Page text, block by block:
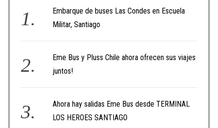
Embarque de buses Las Condes en Escuela
Militar, Santiago
Eme Bus y Pluss Chile ahora ofrecen sus viajes
juntos!
Ahora hay salidas Eme Bus desde TERMINAL
LOS HEROES SANTIAGO